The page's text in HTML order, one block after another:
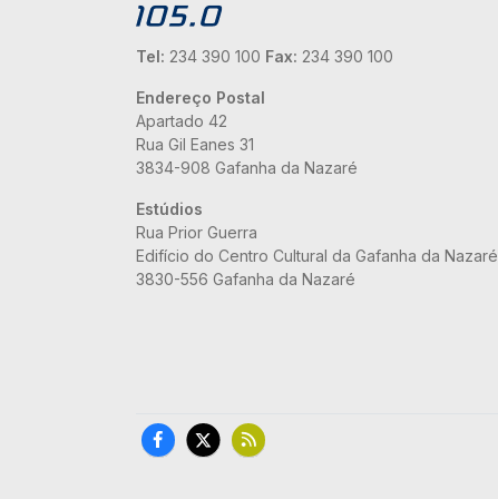
Tel: 234 390 100 Fax: 234 390 100
Endereço Postal
Apartado 42
Rua Gil Eanes 31
3834-908 Gafanha da Nazaré
Estúdios
Rua Prior Guerra
Edifício do Centro Cultural da Gafanha da Nazaré
3830-556 Gafanha da Nazaré